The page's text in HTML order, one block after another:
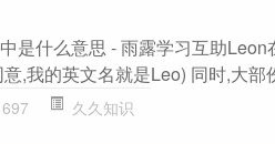
是什么意思 - 雨露学习互助
,我的英文名就是Leo) 同时,大部
697 久久知识